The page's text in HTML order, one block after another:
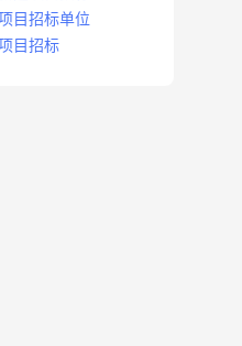
目招标单位
目招标